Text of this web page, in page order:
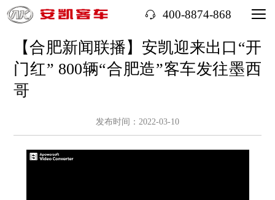
400-8874-868
【合肥新闻联播】安凯迎来出口“开
门红” 800辆“合肥造”客车发往墨西
哥
发布时间：2022-03-10